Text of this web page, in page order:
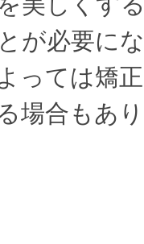
が必要に
っては矯
場合もあ